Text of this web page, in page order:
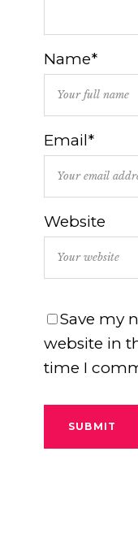
Name*
Email*
Website
Save my
website in
time I